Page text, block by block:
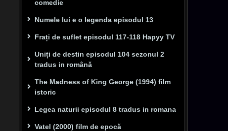
comedie
Numele lui e o legenda episodul 13
Frați de suflet episodul 117-118 Hapyy TV
Uniți de destin episodul 104 sezonul 2
tradus in română
The Madness of King George (1994) film
istoric
Legea naturii episodul 8 tradus in romana
Vatel (2000) film de epocă